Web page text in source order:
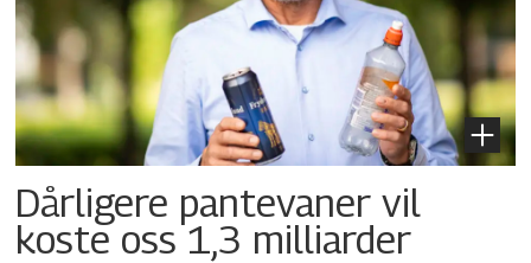
Dårligere pantevaner vil
koste oss 1,3 milliarder